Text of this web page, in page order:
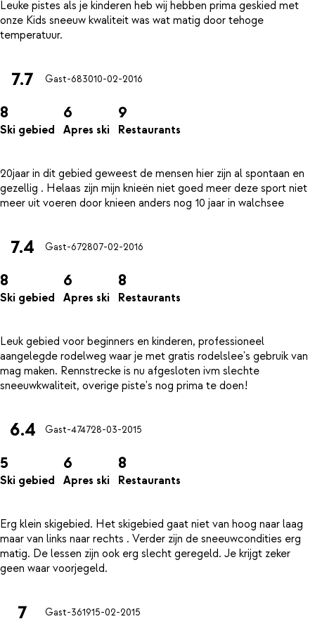
Leuke pistes als je kinderen heb wij hebben prima geskied met
onze Kids sneeuw kwaliteit was wat matig door tehoge
7.7 Gast-683010-02-2016
8
Ski gebied
6
Apres ski
9
Restaurants
20jaar in dit gebied geweest de mensen hier zijn al spontaan en
gezellig . Helaas zijn mijn knieën niet goed meer deze sport niet
7.4 Gast-672807-02-2016
8
Ski gebied
6
Apres ski
8
Restaurants
Leuk gebied voor beginners en kinderen, professioneel
aangelegde rodelweg waar je met gratis rodelslee's gebruik van
mag maken. Rennstrecke is nu afgesloten ivm slechte
6.4 Gast-474728-03-2015
5
Ski gebied
6
Apres ski
8
Restaurants
Erg klein skigebied. Het skigebied gaat niet van hoog naar laag
maar van links naar rechts . Verder zijn de sneeuwcondities erg
matig. De lessen zijn ook erg slecht geregeld. Je krijgt zeker
7 Gast-361915-02-2015